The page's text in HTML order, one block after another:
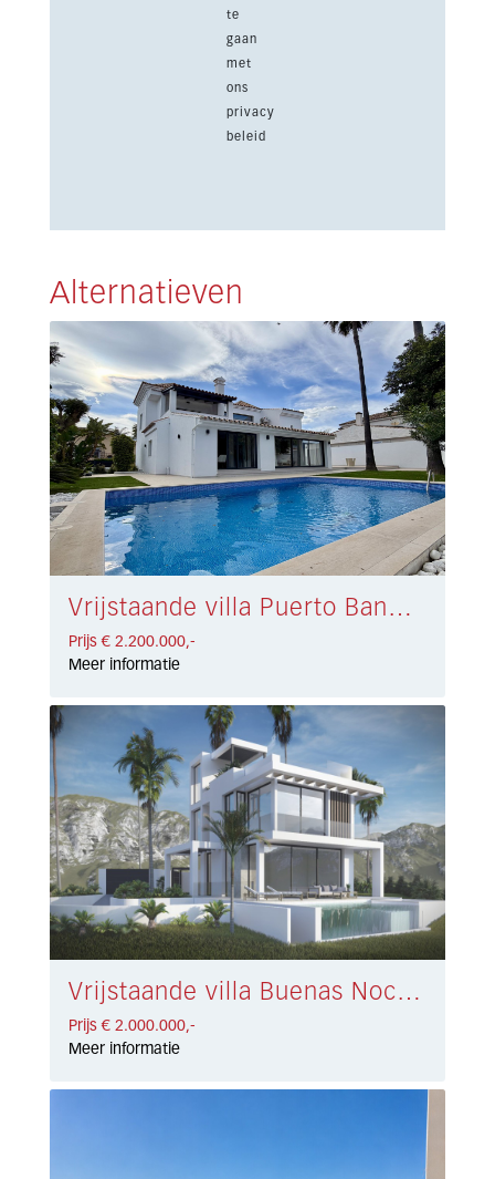
te
gaan
met
ons
privacy
beleid
Alternatieven
Vrijstaande villa Puerto Banús € 2.200.000,-
Prijs € 2.200.000,-
Meer informatie
Vrijstaande villa Buenas Noches, Estepona € 2.000.000,-
Prijs € 2.000.000,-
Meer informatie